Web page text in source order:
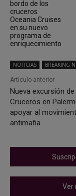
bordo de los
cruceros
Oceania Cruises
en su nuevo
programa de
enriquecimiento
NOTICIAS BREAKING
Artículo anterior
Nueva excursión
Cruceros en
apoyar al
antimafia
Ver